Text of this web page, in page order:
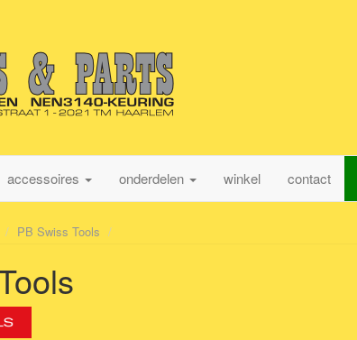
accessoires onderdelen winkel contact
PB Swiss Tools